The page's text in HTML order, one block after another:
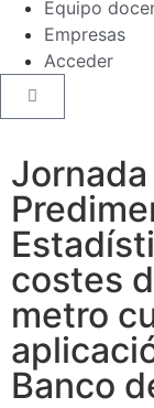
Equipo
Empresas
Acceder
costes
metro
Banco